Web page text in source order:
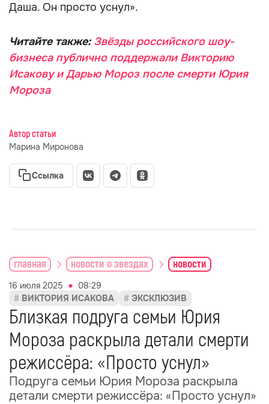
Даша. Он просто уснул».
Читайте также: Звёзды российского шоу-
бизнеса публично поддержали Викторию
Исакову и Дарью Мороз после смерти Юрия
Мороза
Автор статьи
Марина Миронова
Ссылка
главная новости о звездах новости
16 июля 2025
08:29
ВИКТОРИЯ ИСАКОВА
ЭКСКЛЮЗИВ
Близкая подруга семьи Юрия
Мороза раскрыла детали смерти
режиссёра: «Просто уснул»
Подруга семьи Юрия Мороза раскрыла
детали смерти режиссёра: «Просто уснул»